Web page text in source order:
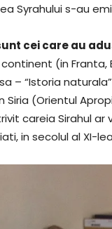
Syrahului s-au
cei care au
(in
– “Istoria
Siria (Orientul
careia Sirahul
in secolul al XI-